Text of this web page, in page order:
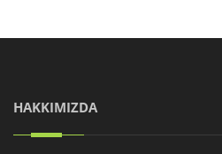
HAKKIMIZDA